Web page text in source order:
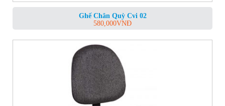
Ghế Chân Quỳ Cvi 02
580,000VNĐ